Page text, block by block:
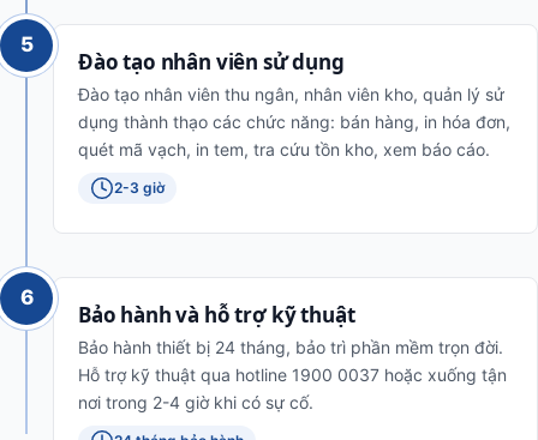
5
Đào tạo nhân viên sử dụng
Đào tạo nhân viên thu ngân, nhân viên kho, quản lý sử
dụng thành thạo các chức năng: bán hàng, in hóa đơn,
quét mã vạch, in tem, tra cứu tồn kho, xem báo cáo.
2-3 giờ
6
Bảo hành và hỗ trợ kỹ thuật
Bảo hành thiết bị 24 tháng, bảo trì phần mềm trọn đời.
Hỗ trợ kỹ thuật qua hotline 1900 0037 hoặc xuống tận
nơi trong 2-4 giờ khi có sự cố.